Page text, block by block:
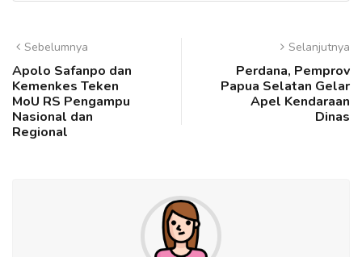
Sebelumnya
Apolo Safanpo dan
Kemenkes Teken
MoU RS Pengampu
Nasional dan
Regional
Selanjutnya
Perdana, Pemprov
Papua Selatan Gelar
Apel Kendaraan
Dinas